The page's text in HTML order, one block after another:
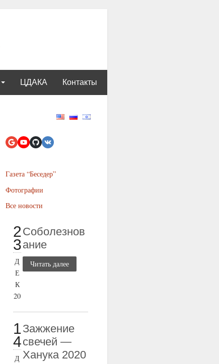
ЦДАКА Контакты
Газета “Беседер”
Фотографии
Все новости
2
3
Д
Е
К
20
Соболезнов
ание
Читать далее
1
4
Д
Зажжение
свечей —
Ханука 2020